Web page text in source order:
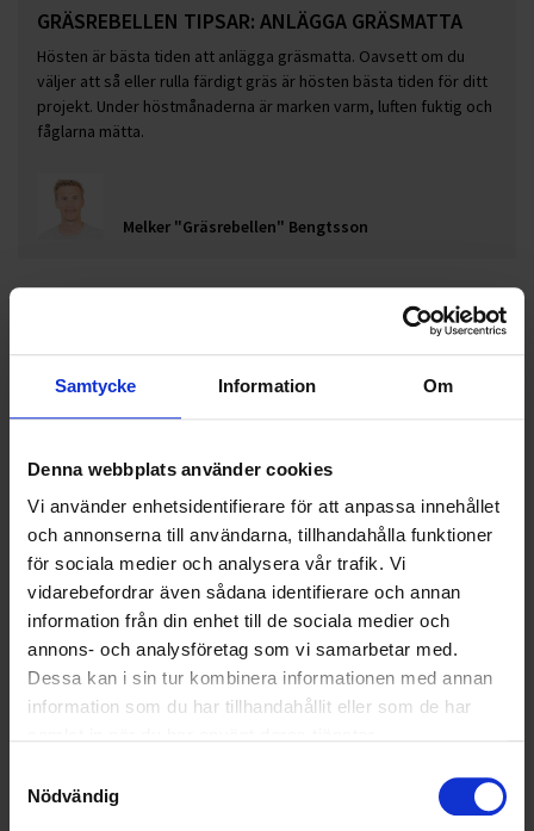
Samtycke Information Om
Denna webbplats använder cookies
Vi använder enhetsidentifierare för att anpassa innehållet
och annonserna till användarna, tillhandahålla funktioner
för sociala medier och analysera vår trafik. Vi
vidarebefordrar även sådana identifierare och annan
information från din enhet till de sociala medier och
annons- och analysföretag som vi samarbetar med.
Dessa kan i sin tur kombinera informationen med annan
information som du har tillhandahållit eller som de har
Nödvändig
GRÄSREBELLEN TIPSAR: ANLÄGGA GRÄSMATTA
Hösten är bästa tiden att anlägga gräsmatta. Oavsett om du
väljer att så eller rulla färdigt gräs är hösten bästa tiden för ditt
projekt. Under höstmånaderna är marken varm, luften fuktig och
fåglarna mätta.
Melker "Gräsrebellen" Bengtsson